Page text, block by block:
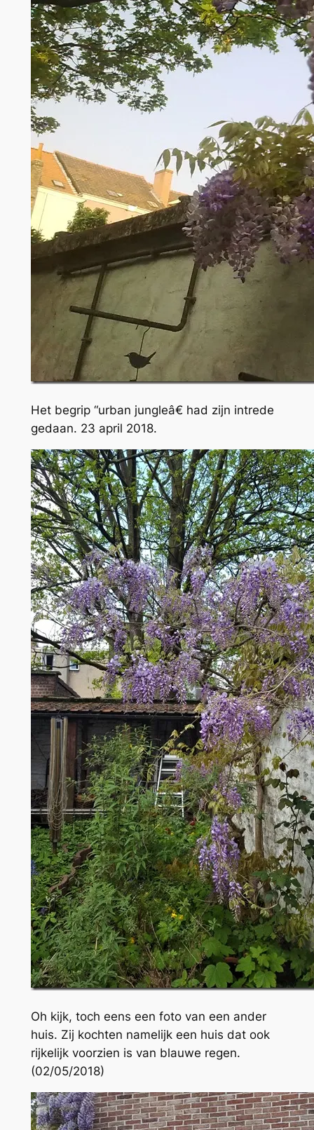
Het begrip “urban jungleâ€ had zijn intrede
gedaan. 23 april 2018.
Oh kijk, toch eens een foto van een ander
huis. Zij kochten namelijk een huis dat ook
rijkelijk voorzien is van blauwe regen.
(02/05/2018)